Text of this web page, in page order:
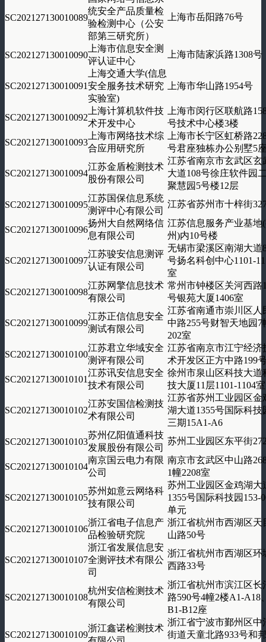
SC202127130010089
统安全产品质量检
验检测中心（公安
部第三研究所）
上海市岳阳路76号
SC202127130010090
上海市信息安全测
评认证中心
上海市陆家浜路1308号
SC202127130010091
上海交通大学(信息
安全服务技术研究
实验室)
上海市华山路1954号
SC202127130010092
上海计算机软件技
术开发中心
上海市闵行区联航路
号技术中心楼3楼
SC202127130010093
上海市网络技术综
合应用研究所
上海市长宁区虹桥路
号君座独栋办公别墅5
SC202127130010094
江苏金盾检测技术
股份有限公司
江苏省南京市玄武区玄
大道108号徐庄软件园
聚慧园5号楼12层
SC202127130010095
江苏国保信息系统
测评中心有限公司
江苏省苏州市十梓街
SC202127130010096
扬州大自然网络信
息有限公司
江苏信息服务产业基地
州)内10号楼
SC202127130010097
江苏骏安信息测评
认证有限公司
无锡市梁溪区南湖大道
号扬名科创中心1101-
室
SC202127130010098
江苏网擎信息技术
有限公司
常州市钟楼区关河西路
号银苑大厦1406室
SC202127130010099
江苏正信信息安全
测试有限公司
江苏省南通市崇川区人
中路255号财智天地园7
202室
SC202127130010100
江苏君立华域安全
测评有限公司
江苏省南京市江宁经济
术开发区正方中路199
SC202127130010101
江苏讯安信息安全
技术有限公司
徐州市泉山区科技大道
技大厦11层1101-1104室
SC202127130010102
江苏安国信检测技
术有限公司
江苏省苏州工业园区金
湖大道1355号国际科技
三期15A1-A6
SC202127130010103
苏州亿阳值通科技
发展股份有限公司
苏州工业园区东平街
SC202127130010104
南京国云电力有限
公司
南京市玄武区中山路
1幢2208室
SC202127130010105
苏州如意云网络科
技有限公司
苏州工业园区金鸡湖大
1355号国际科技园153-
单元
SC202127130010106
浙江省电子信息产
品检验研究院
浙江省杭州市西湖区天
山路50号
SC202127130010107
浙江省发展信息安
全测评技术有限公
司
浙江省杭州市西湖区环
西路33号
SC202127130010108
杭州安信检测技术
有限公司
浙江省杭州市滨江区长
路590号4幢2楼A1-A18
B1-B12座
SC202127130010109
浙江鑫诺检测技术
浙江省宁波市鄞州区中
街道天童北路933号和